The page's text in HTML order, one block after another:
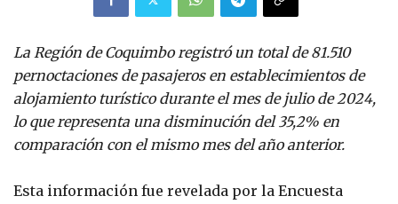
La Región de Coquimbo registró un total de 81.510
pernoctaciones de pasajeros en establecimientos de
alojamiento turístico durante el mes de julio de 2024,
lo que representa una disminución del 35,2% en
comparación con el mismo mes del año anterior.
Esta información fue revelada por la Encuesta